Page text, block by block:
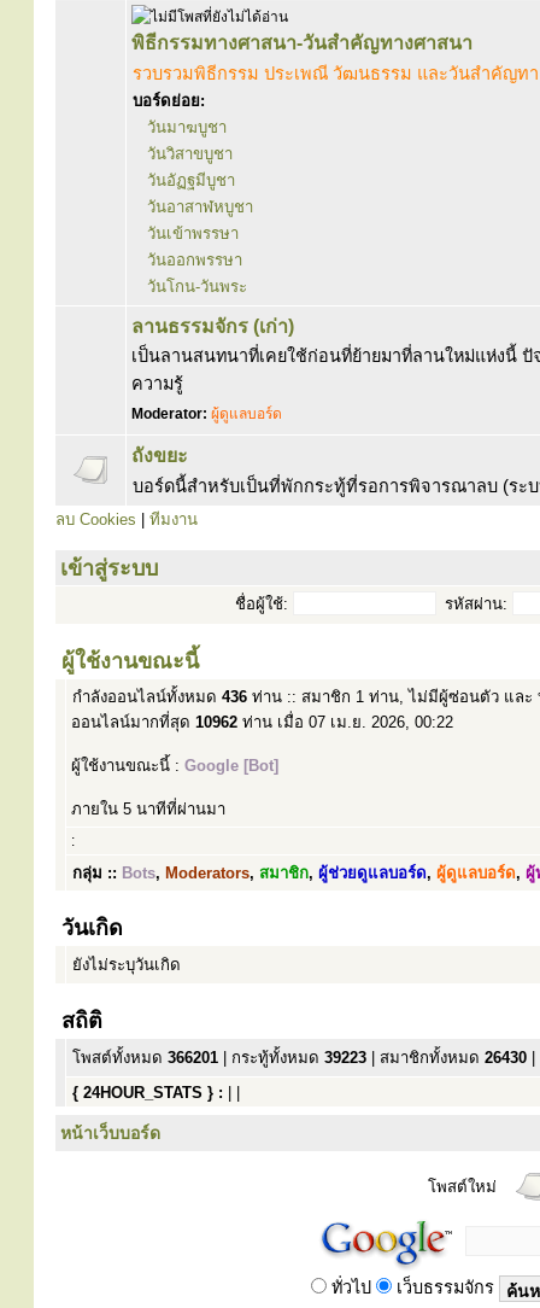
พิธีกรรมทางศาสนา-วันสำคัญทางศาสนา
รวบรวมพิธีกรรม ประเพณี วัฒนธรรม และวันสำคัญท
บอร์ดย่อย:
วันมาฆบูชา
วันวิสาขบูชา
วันอัฏฐมีบูชา
วันอาสาฬหบูชา
วันเข้าพรรษา
วันออกพรรษา
วันโกน-วันพระ
ลานธรรมจักร (เก่า)
เป็นลานสนทนาที่เคยใช้ก่อนที่ย้ายมาที่ลานใหม่แห่งนี้ ปั
ความรู้
Moderator: ผู้ดูแลบอร์ด
ถังขยะ
บอร์ดนี้สำหรับเป็นที่พักกระทู้ที่รอการพิจารณาลบ (ระ
ลบ Cookies ทีมงาน
เข้าสู่ระบบ
ชื่อผู้ใช้: รหัสผ่าน:
ผู้ใช้งานขณะนี้
กำลังออนไลน์ทั้งหมด 436 ท่าน :: สมาชิก 1 ท่าน, ไม่มีผู้ซ่อนตัว และ
ออนไลน์มากที่สุด 10962 ท่าน เมื่อ 07 เม.ย. 2026, 00:22
ผู้ใช้งานขณะนี้ : Google [Bot]
ภายใน 5 นาทีที่ผ่านมา
:
กลุ่ม :: Bots, Moderators, สมาชิก, ผู้ช่วยดูแลบอร์ด, ผู้ดูแลบอร์ด, ผู้
วันเกิด
ยังไม่ระบุวันเกิด
สถิติ
โพสต์ทั้งหมด 366201 | กระทู้ทั้งหมด 39223 | สมาชิกทั้งหมด 26430
{ 24HOUR_STATS } :
หน้าเว็บบอร์ด
โพสต์ใหม่
ทั่วไป เว็บธรรมจักร